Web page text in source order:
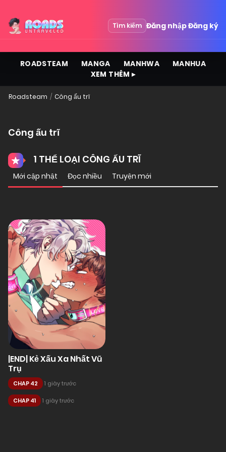
Tìm kiếm Đăng nhậpĐăng ký
ROADSTEAM MANGA MANHWA
MANHUA
XEM THÊM ▸
Roadsteam Công ấu trĩ
Công ấu trĩ
1 THỂ LOẠI CÔNG ẤU TRĨ
Mới cập nhật Đọc nhiều Truyện mới
|END| Kẻ Xấu Xa Nhất Vũ
Trụ
CHAP 42 1 giây trước
CHAP 41 1 giây trước